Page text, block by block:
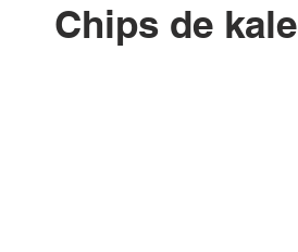
Chips de kale